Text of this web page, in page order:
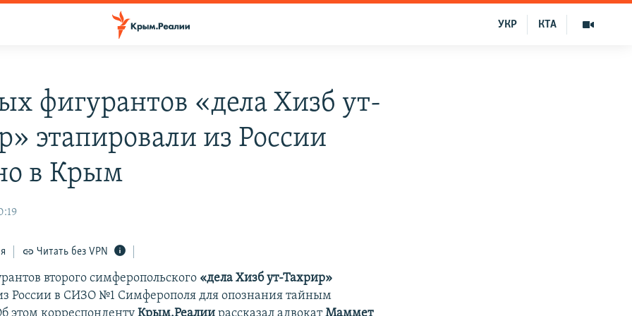
КТА
УКР
фигурантов «дела Хизб ут-
этапировали из России
в Крым
Читать без VPN
второго симферопольского «дела Хизб ут-Тахрир»
России в СИЗО №1 Симферополя для опознания тайным